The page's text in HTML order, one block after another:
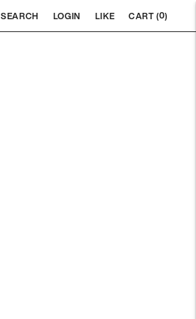
SEARCH LOGIN LIKE CART (0)